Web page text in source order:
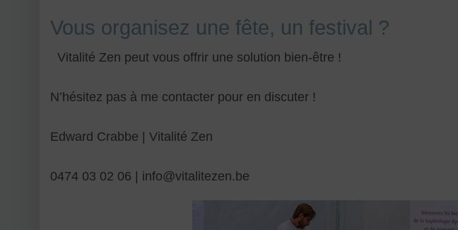
Vous organisez une fête, un festival ?
Vitalité Zen peut vous offrir une solution bien-être !
N’hésitez pas à me contacter pour en discuter !
Edward Crabbe | Vitalité Zen
0474 03 02 06 | info@vitalitezen.be